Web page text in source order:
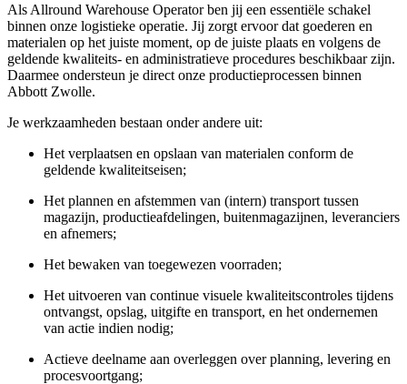
Als Allround Warehouse Operator ben jij een essentiële schakel
binnen onze logistieke operatie. Jij zorgt ervoor dat goederen en
materialen op het juiste moment, op de juiste plaats en volgens de
geldende kwaliteits- en administratieve procedures beschikbaar zijn.
Daarmee ondersteun je direct onze productieprocessen binnen
Abbott Zwolle.
Je werkzaamheden bestaan onder andere uit:
Het verplaatsen en opslaan van materialen conform de
geldende kwaliteitseisen;
Het plannen en afstemmen van (intern) transport tussen
magazijn, productieafdelingen, buitenmagazijnen, leveranciers
en afnemers;
Het bewaken van toegewezen voorraden;
Het uitvoeren van continue visuele kwaliteitscontroles tijdens
ontvangst, opslag, uitgifte en transport, en het ondernemen
van actie indien nodig;
Actieve deelname aan overleggen over planning, levering en
procesvoortgang;